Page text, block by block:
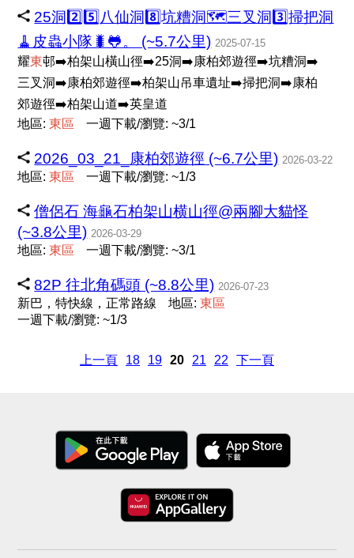
25洞2️⃣5️⃣八仙洞8️⃣坑糟洞🗺三叉洞3️⃣掃把洞
🧹皮蟲小隊🐛🐸。 (~5.7公里) 2025-07-15
耀東邨➡️柏架山橫山徑➡️25洞➡️康柏郊遊徑➡️坑糟洞➡️
三叉洞➡️康柏郊遊徑➡️柏架山吊車遺址➡️掃把洞➡️康柏
郊遊徑➡️柏架山道➡️英皇道
地區:東區 一週下載/瀏覽: ~3/1
2026_03_21_康柏郊遊徑 (~6.7公里) 2026-03-22
地區:東區 一週下載/瀏覽: ~1/3
僧侶石 海龜石柏架山横山徑@兩腳大貓怪
(~3.8公里) 2026-03-29
地區:東區 一週下載/瀏覽: ~3/1
82P 往北角碼頭 (~8.8公里) 2026-07-23
新巴，特快線，正常路線 地區:東區
一週下載/瀏覽: ~1/3
上一頁 18 19 20 21 22 下一頁